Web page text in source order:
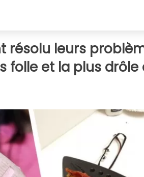
résolu leurs
folle et la plus drôle